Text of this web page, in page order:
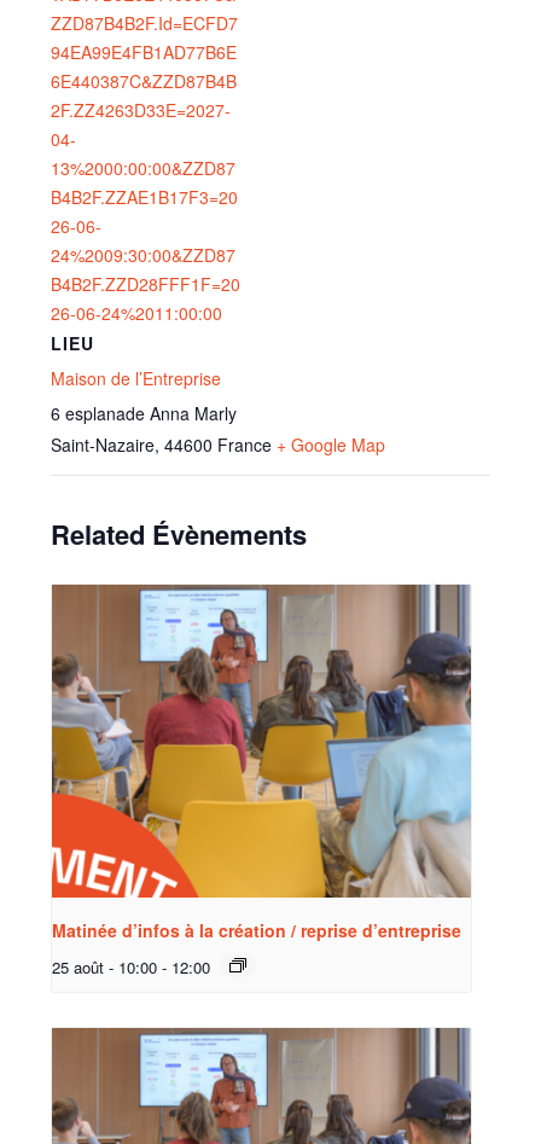
ZZD87B4B2F.Id=ECFD7
94EA99E4FB1AD77B6E
6E440387C&ZZD87B4B
2F.ZZ4263D33E=2027-
04-
13%2000:00:00&ZZD87
B4B2F.ZZAE1B17F3=20
26-06-
24%2009:30:00&ZZD87
B4B2F.ZZD28FFF1F=20
26-06-24%2011:00:00
LIEU
Maison de l’Entreprise
6 esplanade Anna Marly
Saint-Nazaire, 44600 France + Google Map
Related Évènements
Matinée d’infos à la création / reprise d’entreprise
25 août - 10:00 - 12:00